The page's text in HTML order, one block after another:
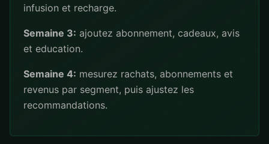
infusion et recharge.
Semaine 3: ajoutez abonnement, cadeaux, avis
et education.
Semaine 4: mesurez rachats, abonnements et
revenus par segment, puis ajustez les
recommandations.